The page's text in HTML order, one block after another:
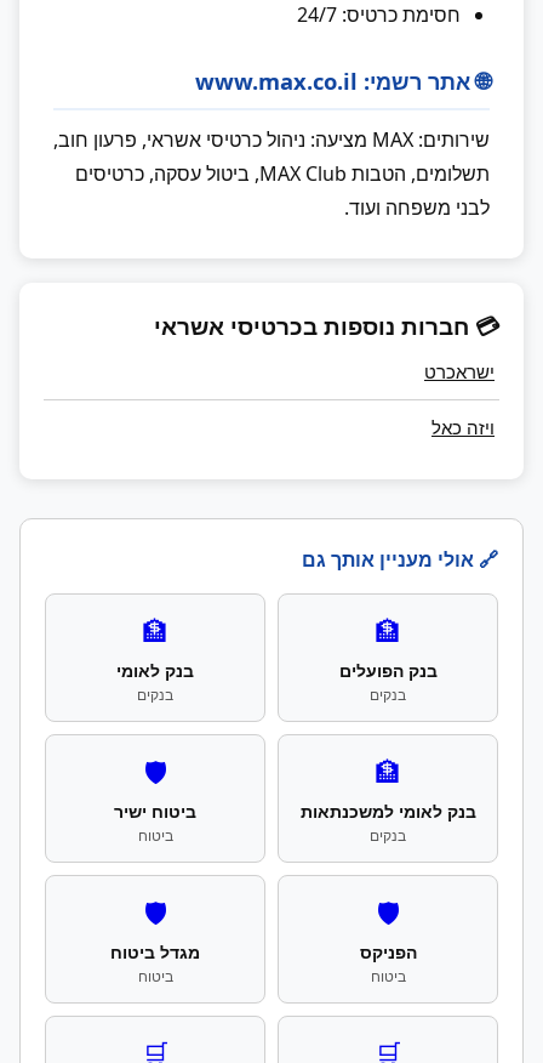
חסימת כרטיס: 24/7
🌐 אתר רשמי: www.max.co.il
שירותים: MAX מציעה: ניהול כרטיסי אשראי, פרעון חוב,
תשלומים, הטבות MAX Club, ביטול עסקה, כרטיסים
לבני משפחה ועוד.
💳 חברות נוספות בכרטיסי אשראי
ישראכרט
ויזה כאל
🔗 אולי מעניין אותך גם
🏦
בנק הפועלים
בנקים
🏦
בנק לאומי
בנקים
🏦
בנק לאומי למשכנתאות
בנקים
🛡️
ביטוח ישיר
ביטוח
🛡️
הפניקס
ביטוח
🛡️
מגדל ביטוח
ביטוח
🛒
🛒